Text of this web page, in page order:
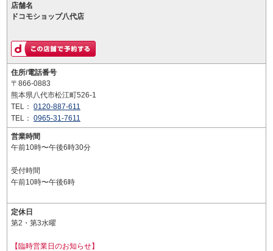
店舗名
ドコモショップ八代店
住所/電話番号
〒866-0883
熊本県八代市松江町526-1
TEL： 0120-887-611
TEL： 0965-31-7611
営業時間
午前10時〜午後6時30分
受付時間
午前10時〜午後6時
定休日
第2・第3水曜
【臨時営業日のお知らせ】